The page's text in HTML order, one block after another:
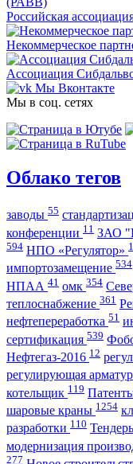
Российская
Некоммерческое
Ассоциация
Мы Вконтакте
Мы в соц. сетях
Облако тегов
заводы 55
конференции 11 ЗАО
594 НПО «Регулятор»
импортозамещение 534
НПАА 41 омк 354
теплоснабжение 361
нефтепереработка 51
сертификация 539
Нефтегаз-2016 12
регулирующая
котельщик 119
шаровые краны 1254
разработки 110
модернизация
277